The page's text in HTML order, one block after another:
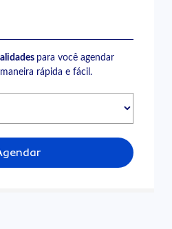
para você agendar
rápida e fácil.